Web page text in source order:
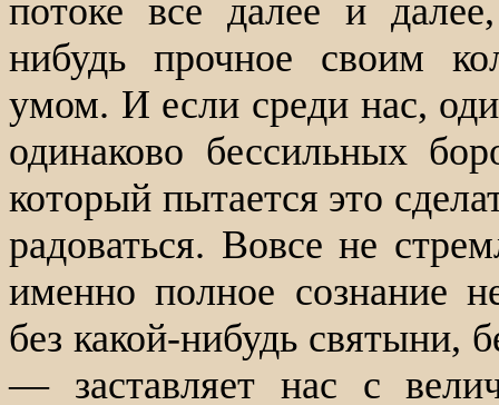
потоке все далее и
нибудь прочное своим
умом. И если среди нас,
одинаково бессильных
который пытается это
радоваться. Вовсе не
именно полное сознание
без какой-нибудь святыни,
— заставляет нас с